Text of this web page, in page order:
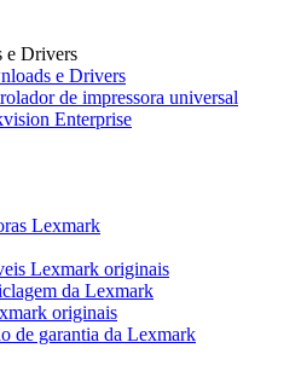
e Drivers
e Drivers
de impressora universal
Enterprise
Lexmark
Lexmark originais
da Lexmark
originais
de garantia da Lexmark